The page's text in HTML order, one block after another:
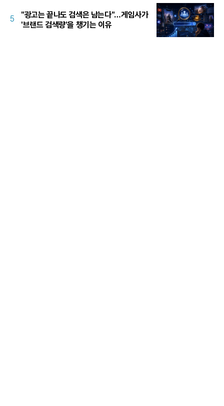
5
"광고는 끝나도 검색은 남는다"…게임사가
'브랜드 검색량'을 챙기는 이유